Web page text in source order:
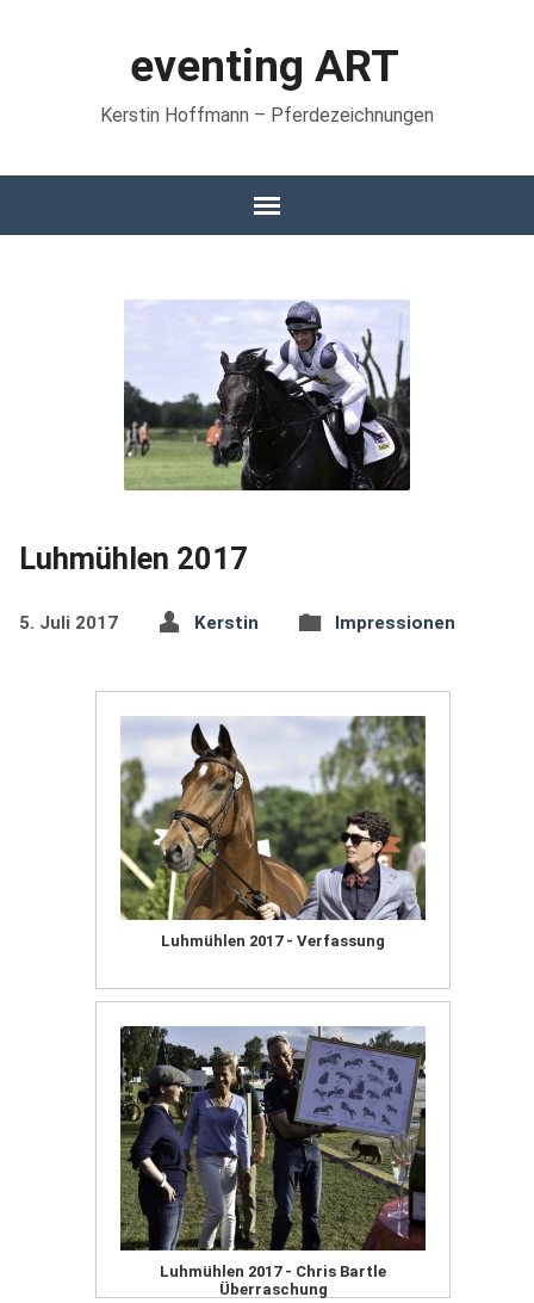
eventing ART
Kerstin Hoffmann – Pferdezeichnungen
Luhmühlen 2017
5. Juli 2017 Kerstin Impressionen
Luhmühlen 2017 - Verfassung
Luhmühlen 2017 - Chris Bartle
Überraschung